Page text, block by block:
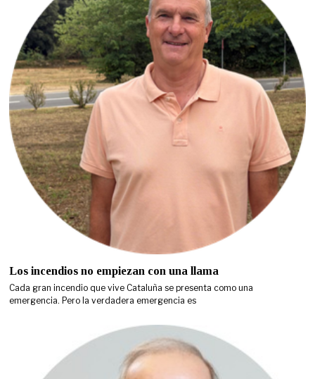
Los incendios no empiezan con una llama
Cada gran incendio que vive Cataluña se presenta como una
emergencia. Pero la verdadera emergencia es